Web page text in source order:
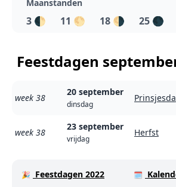
Maanstanden
3 🌓 11 🌕 18 🌗 25 🌑
Feestdagen
week 38
20 september
dinsdag
week 38
23 september
vrijdag
Herfst
🎉 Feestdagen 2022 🗓️